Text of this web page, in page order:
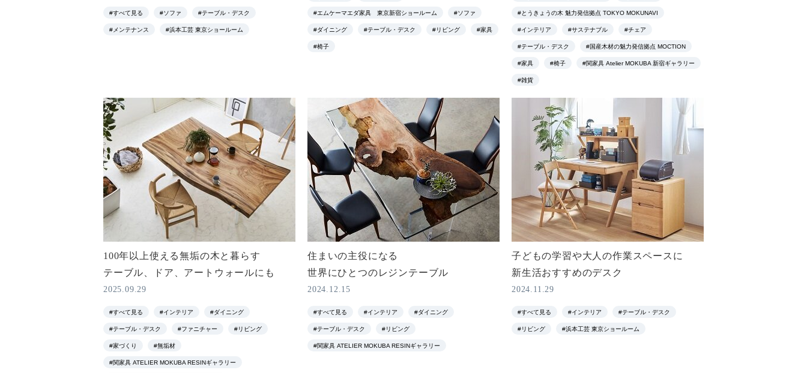
#すべて見る #ソファ #テーブル・デスク
#メンテナンス #浜本工芸 東京ショールーム
#エムケーマエダ家具 東京新宿ショールーム #ソファ
#ダイニング #テーブル・デスク #リビング #家具
#椅子
#とうきょうの木 魅力発信拠点 TOKYO MOKUNAVI
#インテリア #サステナブル #チェア
#テーブル・デスク #国産木材の魅力発信拠点 MOCTION
#家具 #椅子 #関家具 Atelier MOKUBA 新宿ギャラリー
#雑貨
100年以上使える無垢の木と暮らす
テーブル、ドア、アートウォールにも
2025.09.29
#すべて見る #インテリア #ダイニング
#テーブル・デスク #ファニチャー #リビング
#家づくり #無垢材
#関家具 ATELIER MOKUBA RESINギャラリー
住まいの主役になる
世界にひとつのレジンテーブル
2024.12.15
#すべて見る #インテリア #ダイニング
#テーブル・デスク #リビング
#関家具 ATELIER MOKUBA RESINギャラリー
子どもの学習や大人の作業スペースに
新生活おすすめのデスク
2024.11.29
#すべて見る #インテリア #テーブル・デスク
#リビング #浜本工芸 東京ショールーム